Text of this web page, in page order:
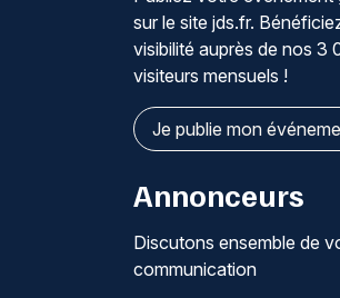
sur le site jds.fr.
visibilité auprès de nos 3
visiteurs mensuels !
Je publie mon
Annonceurs
Discutons ensemble de
communication